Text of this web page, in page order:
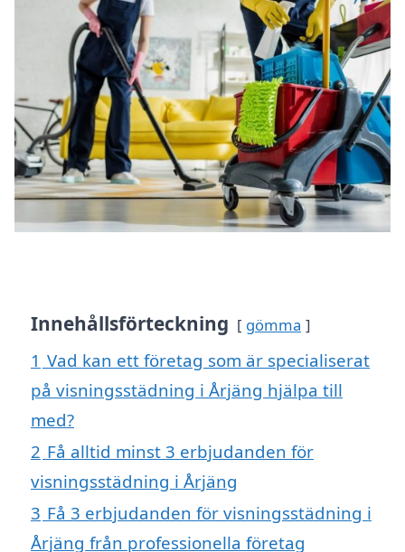
Innehållsförteckning gömma
1 Vad kan ett företag som är specialiserat
på visningsstädning i Årjäng hjälpa till
med?
2 Få alltid minst 3 erbjudanden för
visningsstädning i Årjäng
3 Få 3 erbjudanden för visningsstädning i
Årjäng från professionella företag